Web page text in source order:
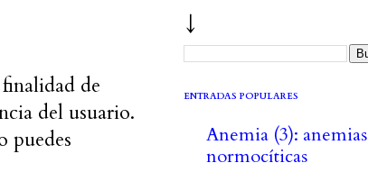
de
del usuario.
puedes
↓
ENTRADAS POPULARES
Anemia (3): anemias
normocíticas